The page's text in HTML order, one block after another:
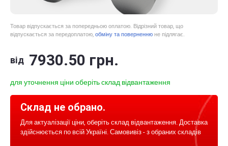
Товар відпускається за попередньою оплатою. Відрізний товар, що
відпускається за передоплатою, обміну та поверненню не підлягає.
від 7930.50 грн.
для уточнення ціни оберіть склад відвантаження
Склад не обрано.
Для актуалізації ціни, оберіть склад відвантаження. Доставка
здійснюється по всій Україні. Самовивіз - з обраних складів